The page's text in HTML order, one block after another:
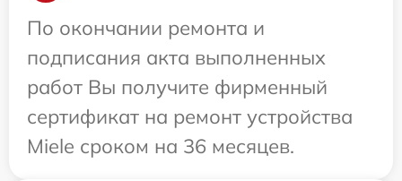
По окончании ремонта и
подписания акта выполненных
работ Вы получите фирменный
сертификат на ремонт устройства
Miele сроком на 36 месяцев.